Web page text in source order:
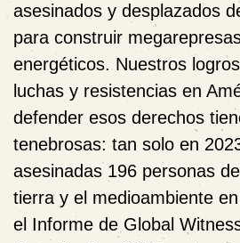
asesinados y desplazados
para construir
energéticos. Nuestros
luchas y resistencias en
defender esos derechos
tenebrosas: tan solo en
asesinadas 196 personas
tierra y el medioambiente
el Informe de Global